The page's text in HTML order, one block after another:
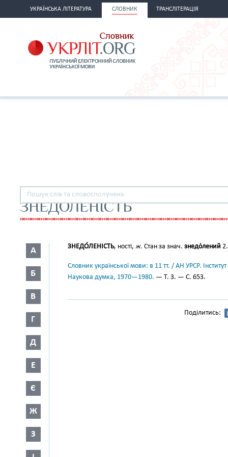
УКРАЇНСЬКА ЛІТЕРАТУРА СЛОВНИК ТРАНСЛІТЕРАЦІЯ
ЗНЕДОЛЕНІСТЬ
А
Б
В
Г
Д
Е
Є
Ж
З
ЗНЕДО́ЛЕНІСТЬ, ності, ж. Стан за знач. знедо́лений 2.
Словник української мови: в 11 тт. / АН УРСР.
Наукова думка, 1970—1980. — Т. 3. — С. 653.
Поділитись: